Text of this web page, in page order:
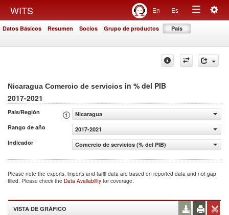
WITS En Es
Toggle
Datos Básicos Resumen Socios Grupo de productos País
Nicaragua Comercio de servicios in % del PIB
2017-2021
País/Región
Nicaragua
Rango de año
2017-2021
Indicador
Comercio de servicios (% del PIB)
Please note the exports, imports and tariff data are based on reported data and not gap
filled. Please check the Data Availability for coverage.
VISTA DE GRÁFICO